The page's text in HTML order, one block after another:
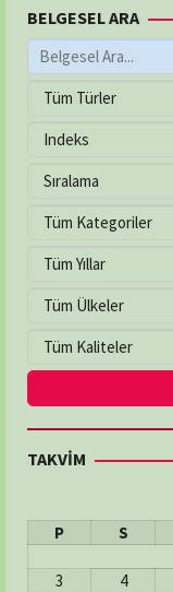
BELGESEL ARA
TAKVİM
P
S
3
4